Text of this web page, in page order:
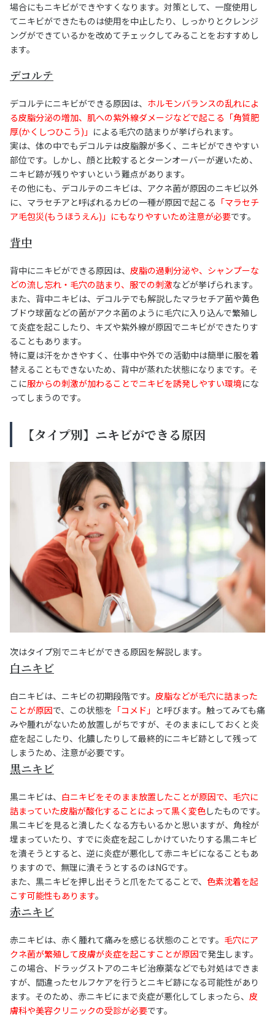
場合にもニキビができやすくなります。対策として、一度使用し
てニキビができたものは使用を中止したり、しっかりとクレンジ
ングができているかを改めてチェックしてみることをおすすめし
ます。
デコルテ
デコルテにニキビができる原因は、 ホルモンバランスの乱れによ
る皮脂分泌の増加、肌への紫外線ダメージなどで起こる「角質肥
厚(かくしつひこう)」 による毛穴の詰まりが挙げられます。
実は、体の中でもデコルテは皮脂腺が多く、ニキビができやすい
部位です。しかし、顔と比較するとターンオーバーが遅いため、
ニキビ跡が残りやすいという難点があります。
その他にも、デコルテのニキビは、アクネ菌が原因のニキビ以外
に、マラセチアと呼ばれるカビの一種が原因で起こる 「マラセチ
ア毛包災(もうほうえん)」にもなりやすいため注意が必要です。
背中
背中にニキビができる原因は、 皮脂の過剰分泌や、シャンプーな
どの流し忘れ・毛穴の詰まり、服での刺激などが挙げられます。
また、背中ニキビは、デコルテでも解説したマラセチア菌や黄色
ブドウ球菌などの菌がアクネ菌のように毛穴に入り込んで繁殖し
て炎症を起こしたり、キズや紫外線が原因でニキビができたりす
ることもあります。
特に夏は汗をかきやすく、仕事中や外での活動中は簡単に服を着
替えることもできないため、背中が蒸れた状態になりまです。そ
こに服からの刺激が加わることでニキビを誘発しやすい環境にな
ってしまうのです。
【タイプ別】ニキビができる原因
次はタイプ別でニキビができる原因を解説します。
白ニキビ
白ニキビは、ニキビの初期段階です。 皮脂などが毛穴に詰まった
ことが原因で、この状態を 「コメド」 と呼びます。触ってみても痛
みや腫れがないため放置しがちですが、そのままにしておくと炎
症を起こしたり、化膿したりして最終的にニキビ跡として残って
しまうため、注意が必要です。
黒ニキビ
黒ニキビは、 白ニキビをそのまま放置したことが原因で、毛穴に
詰まっていた皮脂が酸化することによって黒く変色したものです。
黒ニキビを見ると潰したくなる方もいるかと思いますが、角栓が
埋まっていたり、すでに炎症を起こしかけていたりする黒ニキビ
を潰そうとすると、逆に炎症が悪化して赤ニキビになることもあ
りますので、無理に潰そうとするのはNGです。
また、黒ニキビを押し出そうと爪をたてることで、 色素沈着を起
こす可能性もあります。
赤ニキビ
赤ニキビは、赤く腫れて痛みを感じる状態のことです。 毛穴にア
クネ菌が繁殖して皮膚が炎症を起こすことが原因で発生します。
この場合、ドラッグストアのニキビ治療薬などでも対処はできま
すが、間違ったセルフケアを行うとニキビ跡になる可能性があり
ます。そのため、赤ニキビにまで炎症が悪化してしまったら、 皮
膚科や美容クリニックの受診が必要です。